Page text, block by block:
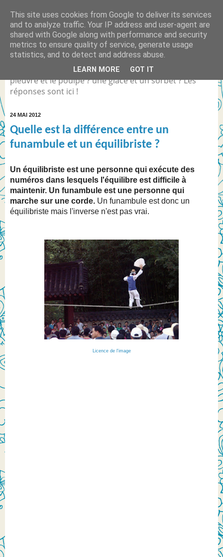
Quelle est la différence
entre... ?
Différence entre Coca Light et le Coca Zéro ? la
pieuvre et le poulpe ? une glace et un sorbet ? Les
réponses sont ici !
24 MAI 2012
Quelle est la différence entre un
funambule et un équilibriste ?
Un équilibriste est une personne qui exécute des
numéros dans lesquels l'équilibre est difficile à
maintenir. Un funambule est une personne qui
marche sur une corde. Un funambule est donc un
équilibriste mais l'inverse n'est pas vrai.
Licence de l'image
This site uses cookies from Google to deliver its services
and to analyze traffic. Your IP address and user-agent are
shared with Google along with performance and security
metrics to ensure quality of service, generate usage
statistics, and to detect and address abuse.
LEARN MORE GOT IT